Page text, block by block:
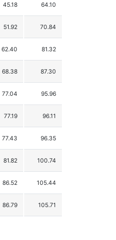
45.18 64.10
51.92 70.84
62.40 81.32
68.38 87.30
77.04 95.96
77.19 96.11
77.43 96.35
81.82 100.74
86.52 105.44
86.79 105.71